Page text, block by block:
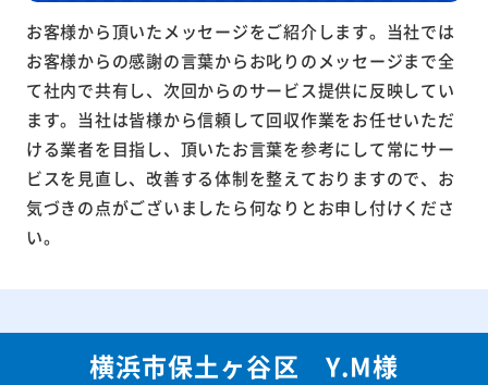
お客様から頂いたメッセージをご紹介します。当社では
お客様からの感謝の言葉からお叱りのメッセージまで全
て社内で共有し、次回からのサービス提供に反映してい
ます。当社は皆様から信頼して回収作業をお任せいただ
ける業者を目指し、頂いたお言葉を参考にして常にサー
ビスを見直し、改善する体制を整えておりますので、お
気づきの点がございましたら何なりとお申し付けくださ
い。
横浜市保土ヶ谷区 Y.M様